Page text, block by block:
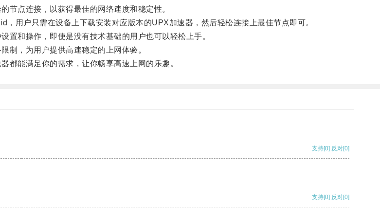
点连接，以获得最佳的网络速度和稳定性。
户只需在设备上下载安装对应版本的UPX加速器，然后轻松连接上最佳节点即可。
和操作，即使是没有技术基础的用户也可以轻松上手。
，为用户提供高速稳定的上网体验。
能满足你的需求，让你畅享高速上网的乐趣。
支持[0] 反对[0]
支持[0] 反对[0]